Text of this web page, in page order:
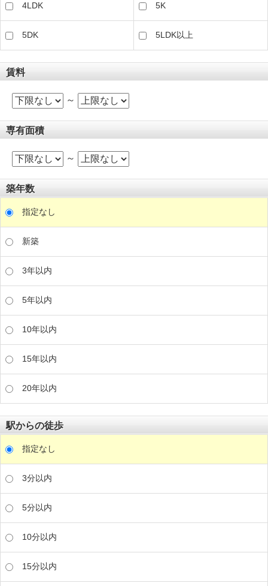
4LDK 5K
5DK 5LDK以上
賃料
～
専有面積
～
築年数
指定なし
新築
3年以内
5年以内
10年以内
15年以内
20年以内
駅からの徒歩
指定なし
3分以内
5分以内
10分以内
15分以内